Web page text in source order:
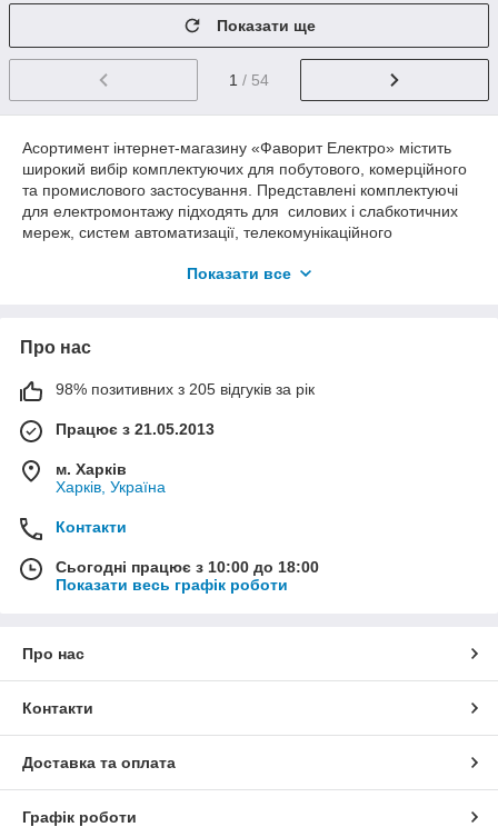
Показати ще
1 / 54
Асортимент інтернет-магазину «Фаворит Електро» містить
широкий вибір комплектуючих для побутового, комерційного
та промислового застосування. Представлені комплектуючі
для електромонтажу підходять для силових і слабкотичних
мереж, систем автоматизації, телекомунікаційного
зробити зборку обладнання зручним;
реалізувати акуратну організація кабельних трас;
фіксацію кабелів та обладнання зробити надійною;
зробити тривалий термін експлуатації електричних
з'єднань.
Сучасні комплектуючі для електромонтажу допомагають
підібрані комплектуючі неабияк спрощують обслуговування й
Показати все
Про нас
98% позитивних з 205 відгуків за рік
Працює з 21.05.2013
м. Харків
Харків, Україна
Контакти
Сьогодні працює з 10:00 до 18:00
Показати весь графік роботи
Про нас
Контакти
Доставка та оплата
Графік роботи